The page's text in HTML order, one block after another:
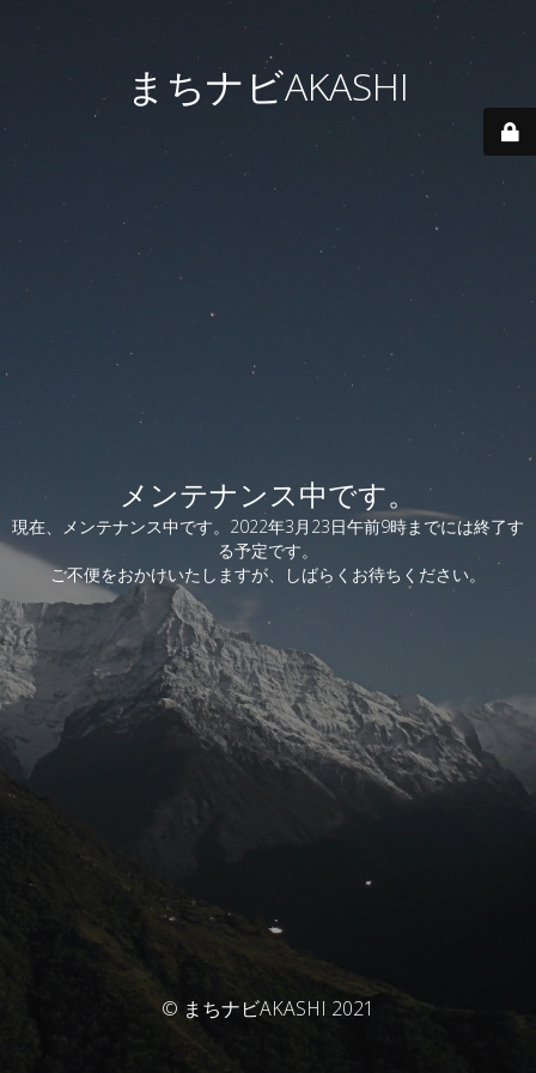
まちナビAKASHI
メンテナンス中です。
現在、メンテナンス中です。2022年3月23日午前9時までには終了す
る予定です。
ご不便をおかけいたしますが、しばらくお待ちください。
© まちナビAKASHI 2021